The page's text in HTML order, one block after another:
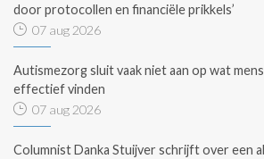
door protocollen en financiële prikkels’
07 aug 2026
Autismezorg sluit vaak niet aan op wat
effectief vinden
07 aug 2026
Columnist Danka Stuijver schrijft over een